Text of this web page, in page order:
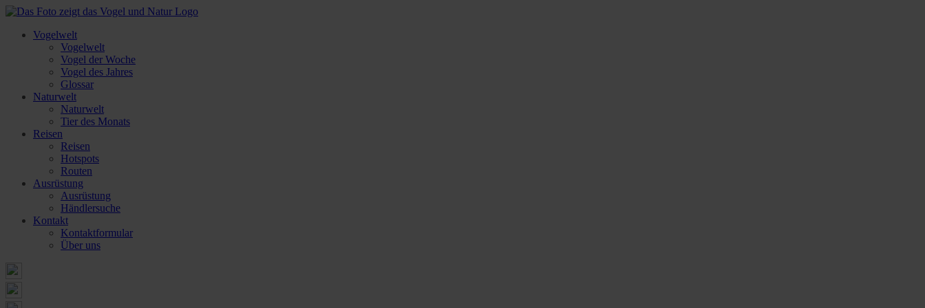
Vogelwelt
Vogelwelt
Vogel der Woche
Vogel des Jahres
Glossar
Naturwelt
Naturwelt
Tier des Monats
Reisen
Reisen
Hotspots
Routen
Ausrüstung
Ausrüstung
Händlersuche
Kontakt
Kontaktformular
Über uns